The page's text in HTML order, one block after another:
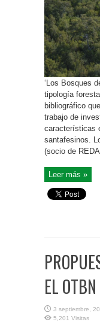
‘Los Bosques
tipología
bibliográfico
trabajo de
características
santafesinos.
(socio de
Leer más »
EL
3 septiembre,
5,201 Visitas